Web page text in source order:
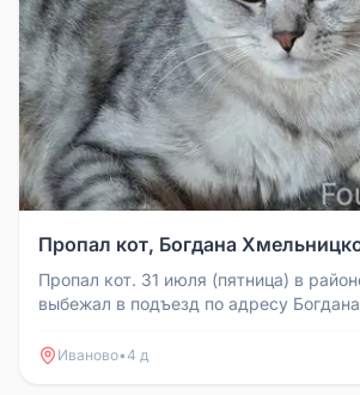
Пропал кот, Богдана
Пропал кот. 31 июля (пятница) в
выбежал в подъезд по адресу
Иваново•4 д